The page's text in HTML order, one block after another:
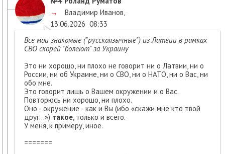
→
Владимир Иванов,
13.06.2026 08:33
Все мои знакомые ("русскоязычные") из Латвии в рамках
СВО скорей "болеют" за Украину
Это ни хорошо, ни плохо не говорит ни о Латвии, ни о
России, ни об Украине, ни о СВО, ни о НАТО, ни о Вас, ни
обо мне.
Это говорит лишь о Вашем окружении и о Вас.
Повторюсь ни хорошо, ни плохо.
Оно - окружение - как и Вы (ибо «скажи мне кто твой
друг…») такое, только и всего.
У меня, к примеру, иное.
=======